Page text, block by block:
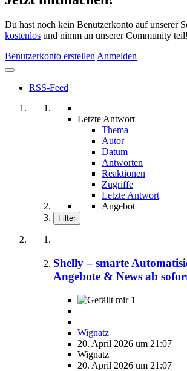
Du hast noch kein Benutzerkonto auf unserer
kostenlos und nimm an unserer Community teil!
Benutzerkonto erstellenAnmelden
RSS-Feed
Letzte Antwort
Thema
Autor
Datum
Antworten
Reaktionen
Zugriffe
Letzte Antwort
Angebot
Filter
Shelly – smarte
Angebote & News ab
1
Wignatz
20. April 2026 um 21:07
Wignatz
20. April 2026 um 21:07